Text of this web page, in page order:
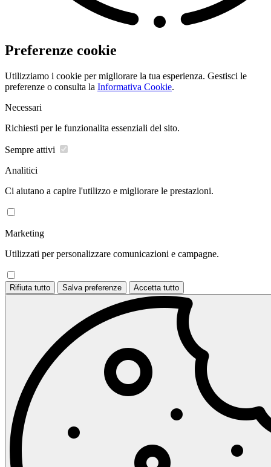
Preferenze cookie
Utilizziamo i cookie per migliorare la tua esperienza. Gestisci le
preferenze o consulta la Informativa Cookie.
Necessari
Richiesti per le funzionalita essenziali del sito.
Sempre attivi
Analitici
Ci aiutano a capire l'utilizzo e migliorare le prestazioni.
Marketing
Utilizzati per personalizzare comunicazioni e campagne.
Rifiuta tutto Salva preferenze Accetta tutto